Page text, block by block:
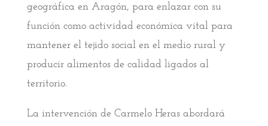
geográfica en Aragón, para enlazar con su
función como actividad económica vital para
mantener el tejido social en el medio rural y
producir alimentos de calidad ligados al
territorio.
La intervención de Carmelo Heras abordará